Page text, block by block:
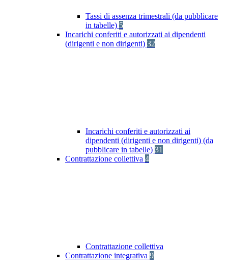
Tassi di assenza trimestrali (da pubblicare
in tabelle) 5
Incarichi conferiti e autorizzati ai dipendenti
(dirigenti e non dirigenti) 32
Incarichi conferiti e autorizzati ai
dipendenti (dirigenti e non dirigenti) (da
pubblicare in tabelle) 31
Contrattazione collettiva 4
Contrattazione collettiva
Contrattazione integrativa 9